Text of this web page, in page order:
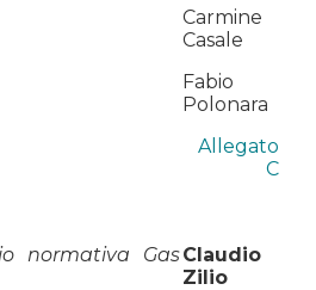
Carmine
Casale
Fabio
Polonara
Allegato
C
normativa GasClaudio
Zilio